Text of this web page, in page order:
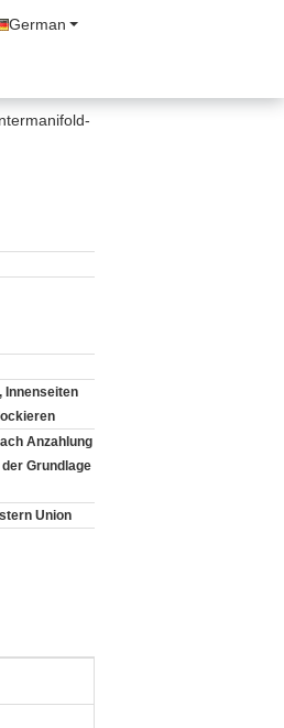
German
Innenseiten
Anzahlung
Grundlage
Union